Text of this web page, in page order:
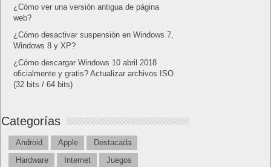
¿Cómo ver una versión antigua de página
web?
¿Cómo desactivar suspensión en Windows 7,
Windows 8 y XP?
¿Cómo descargar Windows 10 abril 2018
oficialmente y gratis? Actualizar archivos ISO
(32 bits / 64 bits)
Categorías
Android Apple
Destacada
Hardware
Internet
Juegos